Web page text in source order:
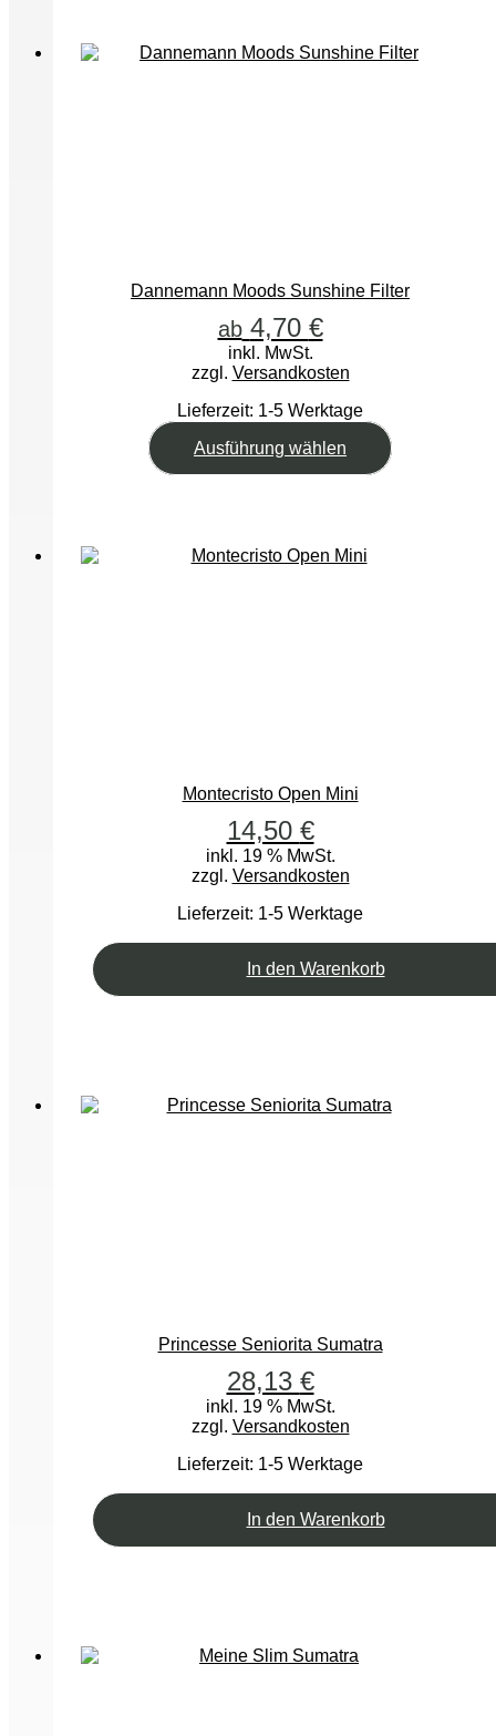
Dannemann Moods Sunshine Filter
ab 4,70 €
inkl. MwSt.
zzgl. Versandkosten
Lieferzeit: 1-5 Werktage
Ausführung wählen
Dieses
Montecristo Open Mini
14,50 €
inkl. 19 % MwSt.
zzgl. Versandkosten
Lieferzeit: 1-5 Werktage
In den Warenkorb
Princesse Seniorita Sumatra
28,13 €
inkl. 19 % MwSt.
zzgl. Versandkosten
Lieferzeit: 1-5 Werktage
In den Warenkorb